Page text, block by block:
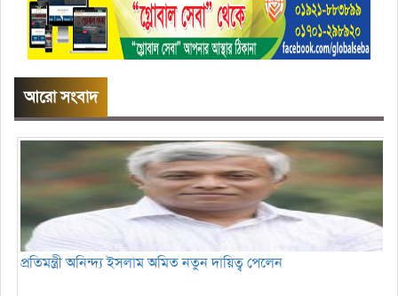
আরো সংবাদ
প্রতিমন্ত্রী অনিন্দ্য ইসলাম অমিত নতুন দায়িত্ব পেলেন